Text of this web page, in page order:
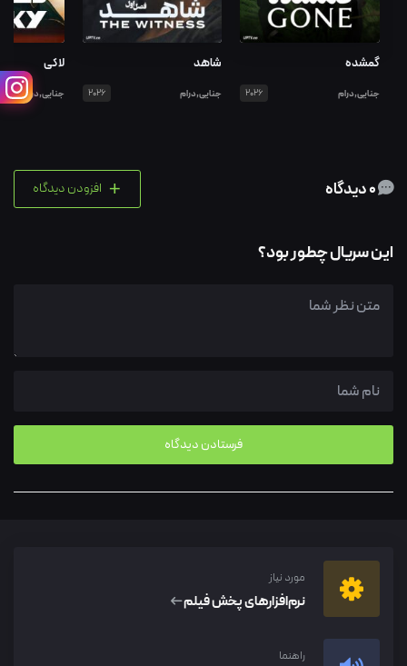
گمشده
جنایی,درام 2026
شاهد
جنایی,درام 2026
لاکی
جنایی,درام
+ افزودن دیدگاه
این سریال چطور بود؟
مورد نیاز
نرم‌افزار‌های پخش فیلم
راهنما